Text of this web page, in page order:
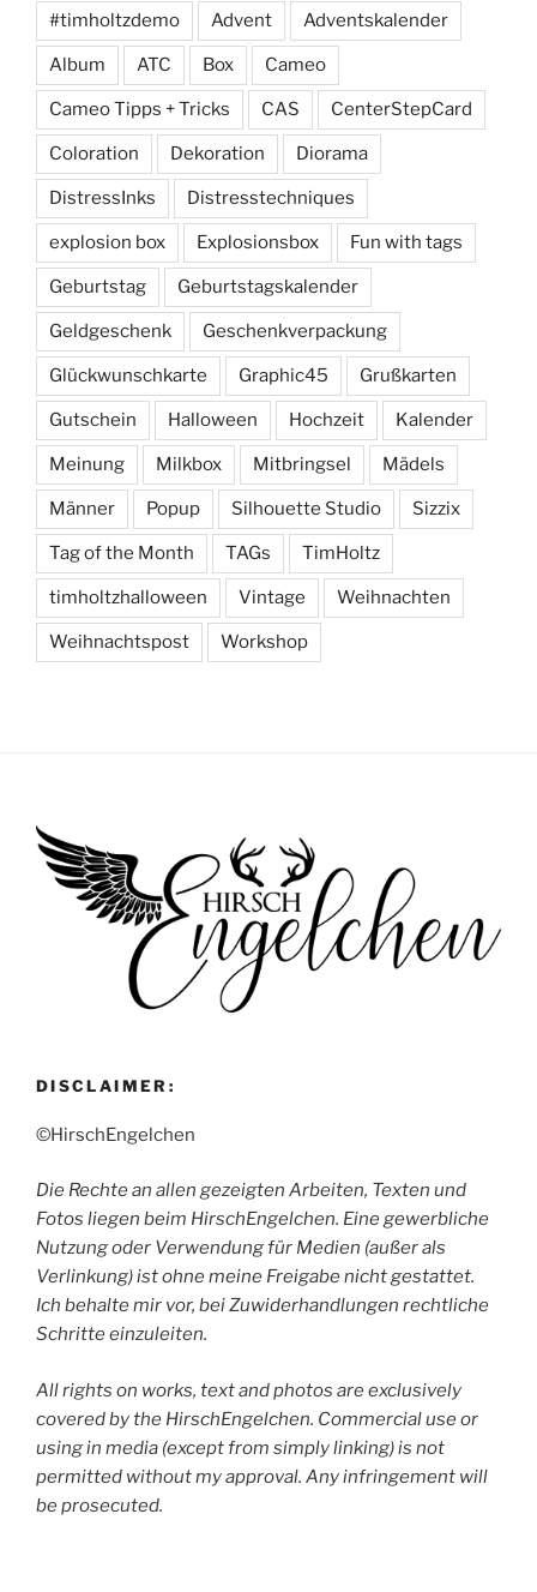
#timholtzdemo Advent Adventskalender
Album ATC Box Cameo
Cameo Tipps + Tricks CAS CenterStepCard
Coloration Dekoration Diorama
DistressInks Distresstechniques
explosion box Explosionsbox Fun with tags
Geburtstag Geburtstagskalender
Geldgeschenk Geschenkverpackung
Glückwunschkarte Graphic45 Grußkarten
Gutschein Halloween Hochzeit Kalender
Meinung Milkbox Mitbringsel Mädels
Männer Popup Silhouette Studio Sizzix
Tag of the Month TAGs TimHoltz
timholtzhalloween Vintage Weihnachten
Weihnachtspost Workshop
DISCLAIMER:
©HirschEngelchen
Die Rechte an allen gezeigten Arbeiten, Texten und
Fotos liegen beim HirschEngelchen. Eine gewerbliche
Nutzung oder Verwendung für Medien (außer als
Verlinkung) ist ohne meine Freigabe nicht gestattet.
Ich behalte mir vor, bei Zuwiderhandlungen rechtliche
Schritte einzuleiten.
All rights on works, text and photos are exclusively
covered by the HirschEngelchen. Commercial use or
using in media (except from simply linking) is not
permitted without my approval. Any infringement will
be prosecuted.